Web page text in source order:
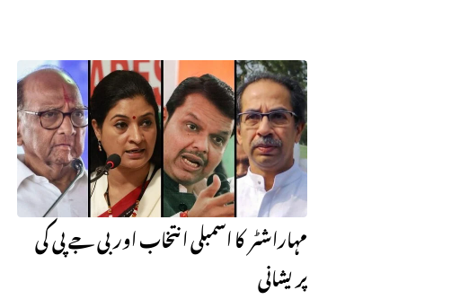
مہاراشٹر کا اسمبلی انتخاب اور بی جے پی کی
پریشانی